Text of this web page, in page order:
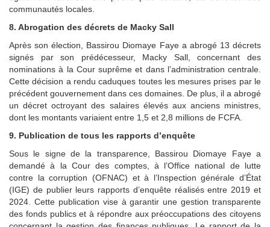
communautés locales.
8. Abrogation des décrets de Macky Sall
Après son élection, Bassirou Diomaye Faye a abrogé 13 décrets
signés par son prédécesseur, Macky Sall, concernant des
nominations à la Cour suprême et dans l’administration centrale.
Cette décision a rendu caduques toutes les mesures prises par le
précédent gouvernement dans ces domaines. De plus, il a abrogé
un décret octroyant des salaires élevés aux anciens ministres,
dont les montants variaient entre 1,5 et 2,8 millions de FCFA.
9. Publication de tous les rapports d’enquête
Sous le signe de la transparence, Bassirou Diomaye Faye a
demandé à la Cour des comptes, à l’Office national de lutte
contre la corruption (OFNAC) et à l’Inspection générale d’État
(IGE) de publier leurs rapports d’enquête réalisés entre 2019 et
2024. Cette publication vise à garantir une gestion transparente
des fonds publics et à répondre aux préoccupations des citoyens